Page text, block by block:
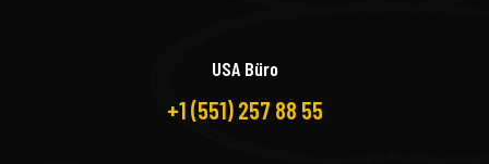
USA Büro
+1 (551) 257 88 55